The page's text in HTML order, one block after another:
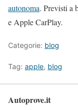
autonoma. Previsti a
e Apple CarPlay.
Categorie: blog
Tag: apple, blog
Autoprove.it